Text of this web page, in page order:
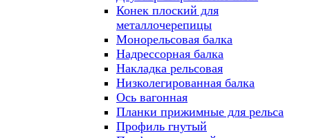
Конек плоский для
металлочерепицы
Монорельсовая балка
Надрессорная балка
Накладка рельсовая
Низколегированная балка
Ось вагонная
Планки прижимные для рельса
Профиль гнутый